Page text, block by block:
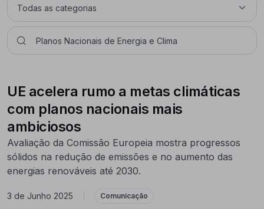
UE acelera rumo a metas climáticas
com planos nacionais mais
ambiciosos
Avaliação da Comissão Europeia mostra progressos
sólidos na redução de emissões e no aumento das
energias renováveis até 2030.
3 de Junho 2025 Comunicação